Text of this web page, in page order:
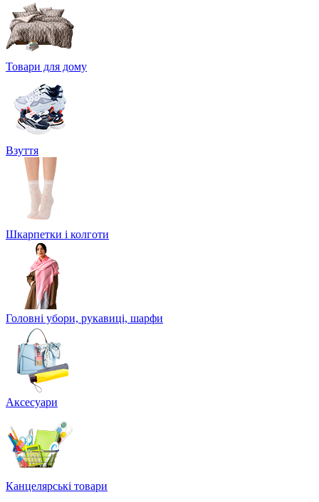
Товари для дому
Взуття
Шкарпетки і колготи
Головні убори, рукавиці, шарфи
Аксесуари
Канцелярські товари